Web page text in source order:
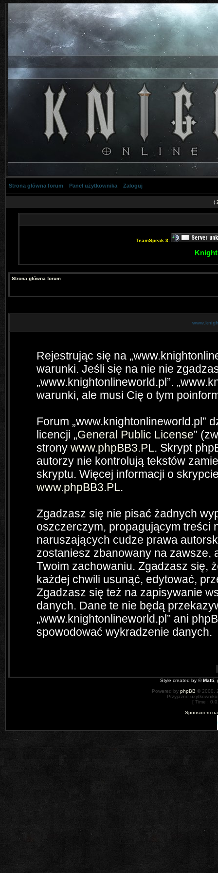
Strona główna forum Panel użytkownika Zaloguj
(
TeamSpeak 3:
Strona główna forum
Rejestrując się na
warunki. Jeśli się na nie nie
„www.knightonlineworld.pl”.
warunki, ale musi Cię o tym
Forum „www.knightonlineworld.pl”
licencji „General Public License”
strony www.phpBB3.PL. Skrypt
autorzy nie kontrolują tekstów
skryptu. Więcej informacji o
www.phpBB3.PL.
Zgadzasz się nie pisać żadnych
oszczerczym, propagującym treści
naruszających cudze prawa
zostaniesz zbanowany na zawsze,
Twoim zachowaniu. Zgadzasz się,
każdej chwili usunąć, edytować,
Zgadzasz się też na zapisywanie
danych. Dane te nie będą
„www.knightonlineworld.pl” ani
spowodować wykradzenie danych.
Style created by ©Matti
Powered by phpBB © 2000,
Przyjazne
[ Time :
Sponsorem